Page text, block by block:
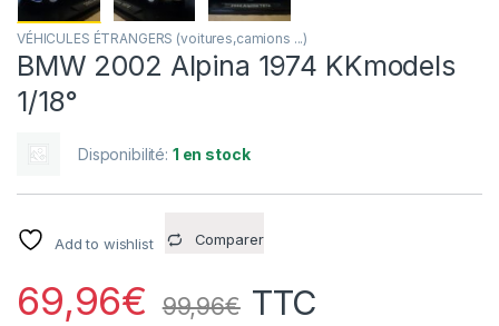
VÉHICULES ÉTRANGERS (voitures,camions ...)
BMW 2002 Alpina 1974 KKmodels
1/18°
Disponibilité: 1 en stock
Add to wishlist Comparer
69,96€ 99,96€ TTC